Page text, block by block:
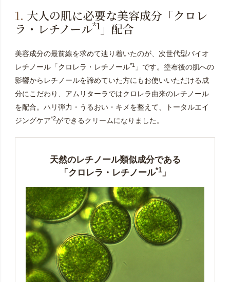
1. 大人の肌に必要な美容成分「クロレ
ラ・レチノール*1」配合
美容成分の最前線を求めて辿り着いたのが、次世代型バイオ
レチノール「クロレラ・レチノール*1」です。塗布後の肌への
影響からレチノールを諦めていた方にもお使いいただける成
分にこだわり、アムリターラではクロレラ由来のレチノール
を配合。ハリ弾力・うるおい・キメを整えて、トータルエイ
ジングケア*2ができるクリームになりました。
天然のレチノール類似成分である
「クロレラ・レチノール*1 」